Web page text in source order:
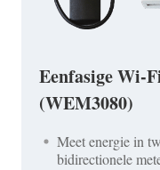
Eenfasige Wi-
(WEM3080)
Meet energie in
bidirectionele